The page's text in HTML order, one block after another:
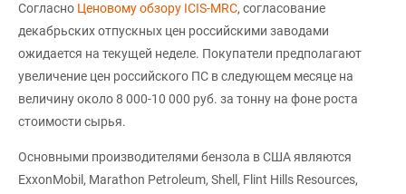
Согласно Ценовому обзору ICIS-MRC, согласование
декабрьских отпускных цен российскими заводами
ожидается на текущей неделе. Покупатели предполагают
увеличение цен российского ПС в следующем месяце на
величину около 8 000-10 000 руб. за тонну на фоне роста
стоимости сырья.
Основными производителями бензола в США являются
ExxonMobil, Marathon Petroleum, Shell, Flint Hills Resources,